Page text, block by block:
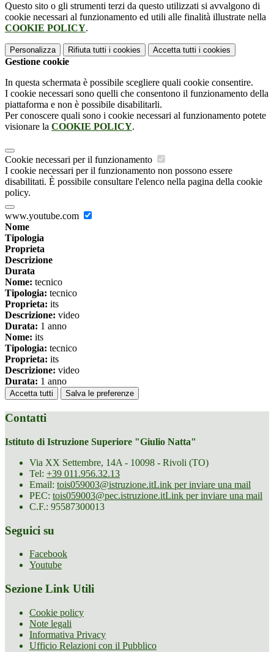
Questo sito o gli strumenti terzi da questo utilizzati si avvalgono di
cookie necessari al funzionamento ed utili alle finalità illustrate nella
COOKIE POLICY.
Personalizza Rifiuta tutti i cookies Accetta tutti i cookies
Gestione cookie
In questa schermata è possibile scegliere quali cookie consentire.
I cookie necessari sono quelli che consentono il funzionamento della
piattaforma e non è possibile disabilitarli.
Per conoscere quali sono i cookie necessari al funzionamento potete
visionare la COOKIE POLICY.
Cookie necessari per il funzionamento
I cookie necessari per il funzionamento non possono essere
disabilitati. È possibile consultare l'elenco nella pagina della cookie
policy.
www.youtube.com
Nome
Tipologia
Proprieta
Descrizione
Durata
Nome: tecnico
Tipologia: tecnico
Proprieta: its
Descrizione: video
Durata: 1 anno
Nome: its
Tipologia: tecnico
Proprieta: its
Descrizione: video
Durata: 1 anno
Accetta tutti Salva le preferenze
Contatti
Istituto di Istruzione Superiore "Giulio Natta"
Via XX Settembre, 14A - 10098 - Rivoli (TO)
Tel: +39 011.956.32.13
Email: tois059003@istruzione.itLink per inviare una mail
PEC: tois059003@pec.istruzione.itLink per inviare una mail
C.F.: 95587300013
Seguici su
Facebook
Youtube
Sezione Link Utili
Cookie policy
Note legali
Informativa Privacy
Ufficio Relazioni con il Pubblico